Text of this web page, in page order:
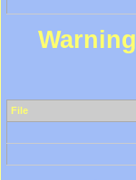
Warning
File